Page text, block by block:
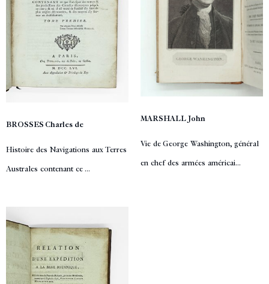
BROSSES Charles de
Histoire des Navigations aux Terres
Australes contenant ce ...
MARSHALL John
Vie de George Washington, général
en chef des armées américai...